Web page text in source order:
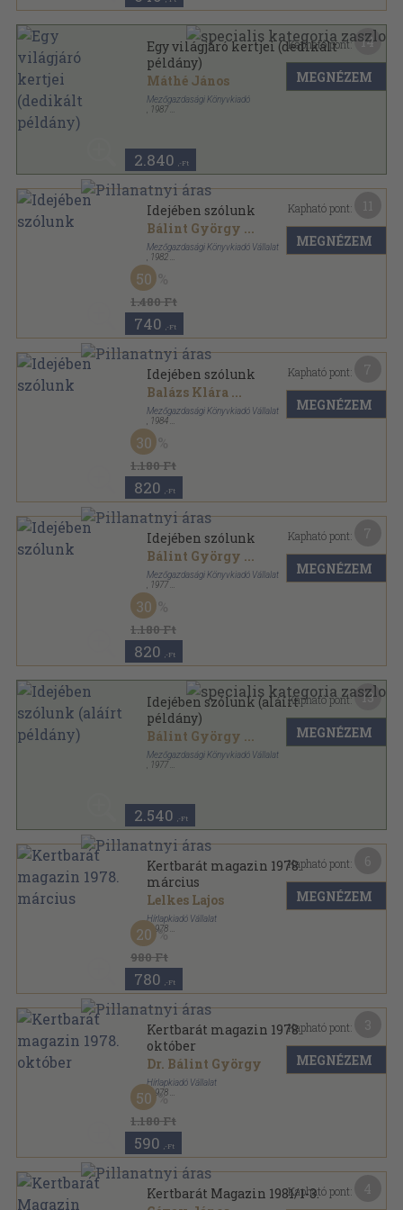
Egy világjáró kertjei (dedikált
példány)
Máthé János
Mezőgazdasági Könyvkiadó
1987
2.840 ,-Ft
Kapható pont: 14
MEGNÉZEM
Idejében szólunk
Bálint György ...
Mezőgazdasági Könyvkiadó Vállalat
1982
Ragasztott papírkötés
1.480 Ft
50
740 ,-Ft
Kapható pont:
MEGNÉZEM
Idejében szólunk
Balázs Klára ...
Mezőgazdasági Könyvkiadó Vállalat
1984
Ragasztott papírkötés
1.180 Ft
30
820 ,-Ft
Kapható pont:
MEGNÉZEM
Idejében szólunk
Bálint György ...
Mezőgazdasági Könyvkiadó Vállalat
1977
Ragasztott papírkötés
Kertbarátoknak sorozat
1.180 Ft
30
820 ,-Ft
Kapható pont:
MEGNÉZEM
Idejében szólunk (aláírt
példány)
Bálint György ...
Mezőgazdasági Könyvkiadó Vállalat
1977
2.540 ,-Ft
Kapható pont: 13
MEGNÉZEM
Kertbarát magazin 1978.
március
Lelkes Lajos
Hírlapkiadó Vállalat
, 1978
Tűzött kötés
Kertbarát Magazin sorozat
980 Ft
20
780 ,-Ft
Kapható pont:
MEGNÉZEM
Kertbarát magazin 1978.
október
Dr. Bálint György
Hírlapkiadó Vállalat
, 1978
Tűzött kötés
Kertbarát Magazin sorozat
1.180 Ft
50
590 ,-Ft
Kapható pont:
MEGNÉZEM
Kertbarát Magazin 1981/1-3.Kapható pont: